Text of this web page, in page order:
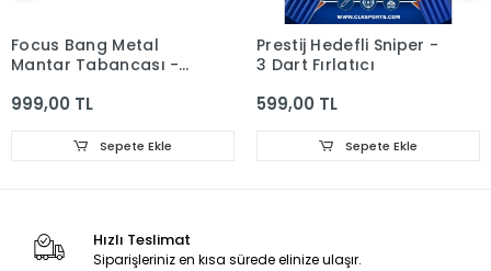
-
Prestij Hedefli Sniper -
3 Dart Fırlatıcı
Prestij Nişancı
Sünger Atan 2'li
Hızlı Teslimat
Siparişleriniz en kısa sürede elinize ulaşır.